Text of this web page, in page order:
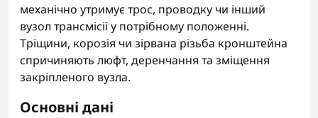
механічно утримує трос, проводку чи інший
вузол трансмісії у потрібному положенні.
Тріщини, корозія чи зірвана різьба кронштейна
спричиняють люфт, деренчання та зміщення
закріпленого вузла.
Основні дані